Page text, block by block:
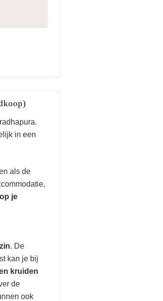
in een
als de
je
. De
kan je bij
kruiden
de
ook